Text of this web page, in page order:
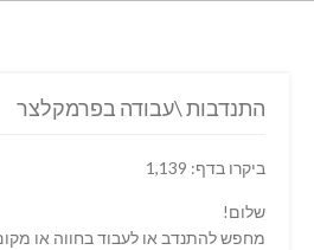
התנדבות \עבודה בפרמקלצר
ביקרו בדף: 1,139
שלום!
מחפש להתנדב או לעבוד בחווה או